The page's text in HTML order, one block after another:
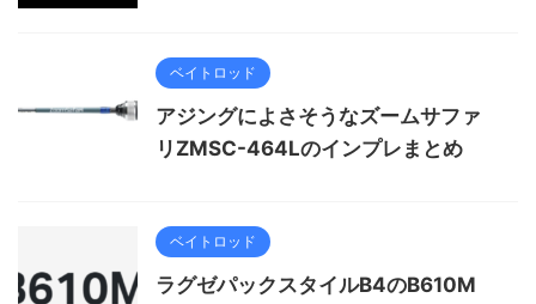
ベイトロッド
アジングによさそうなズームサファ
リZMSC-464Lのインプレまとめ
ベイトロッド
ラグゼパックスタイルB4のB610M